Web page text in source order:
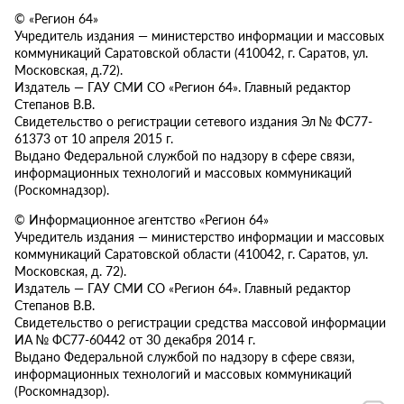
© «Регион 64»
Учредитель издания — министерство информации и массовых
коммуникаций Саратовской области (410042, г. Саратов, ул.
Московская, д.72).
Издатель — ГАУ СМИ СО «Регион 64». Главный редактор
Степанов В.В.
Свидетельство о регистрации сетевого издания Эл № ФС77-
61373 от 10 апреля 2015 г.
Выдано Федеральной службой по надзору в сфере связи,
информационных технологий и массовых коммуникаций
(Роскомнадзор).
© Информационное агентство «Регион 64»
Учредитель издания — министерство информации и массовых
коммуникаций Саратовской области (410042, г. Саратов, ул.
Московская, д. 72).
Издатель — ГАУ СМИ СО «Регион 64». Главный редактор
Степанов В.В.
Свидетельство о регистрации средства массовой информации
ИА № ФС77-60442 от 30 декабря 2014 г.
Выдано Федеральной службой по надзору в сфере связи,
информационных технологий и массовых коммуникаций
(Роскомнадзор).